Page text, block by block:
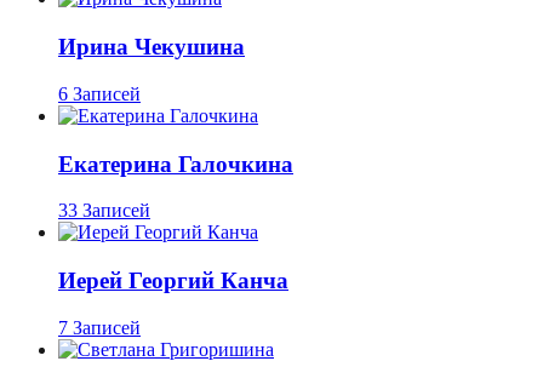
Ирина Чекушина
6 Записей
Екатерина Галочкина
33 Записей
Иерей Георгий Канча
7 Записей